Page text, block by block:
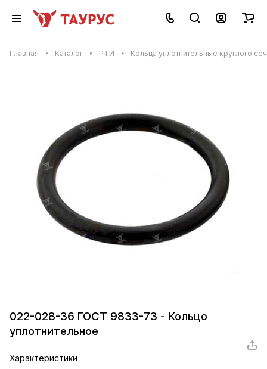
Главная Каталог РТИ Кольца уплотнительные круглого
022-028-36 ГОСТ 9833-73 - Кольцо
уплотнительное
Характеристики